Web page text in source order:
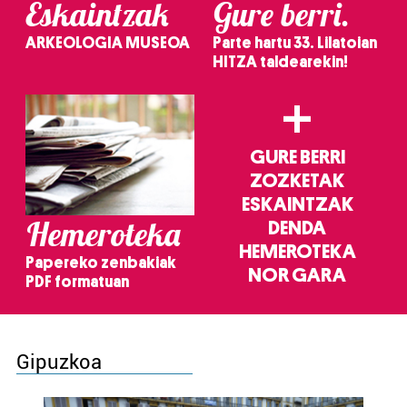
Eskaintzak
ARKEOLOGIA MUSEOA
Gure berri.
Parte hartu 33. Lilatoian
HITZA taldearekin!
Hemeroteka
Papereko zenbakiak
PDF formatuan
+
GURE BERRI
ZOZKETAK
ESKAINTZAK
DENDA
HEMEROTEKA
NOR GARA
Gipuzkoa